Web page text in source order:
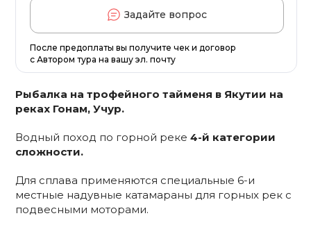
Рыбалка на трофейного тайменя в Якутии на
реках Гонам, Учур.
Водный поход по горной реке4-й категории
сложности.
Для сплава применяются специальные 6-и
местные надувные катамараны для горных рек с
подвесными моторами.
Задайте вопрос
После предоплаты вы получите чек и договор
с Автором тура на вашу эл. почту